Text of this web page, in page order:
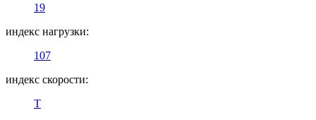
19
индекс нагрузки:
107
индекс скорости:
T